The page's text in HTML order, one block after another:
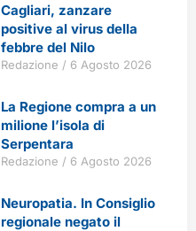
Cagliari, zanzare
positive al virus della
febbre del Nilo
Redazione 6 Agosto 2026
La Regione compra a un
milione l’isola di
Serpentara
Redazione 6 Agosto 2026
Neuropatia. In Consiglio
regionale negato il